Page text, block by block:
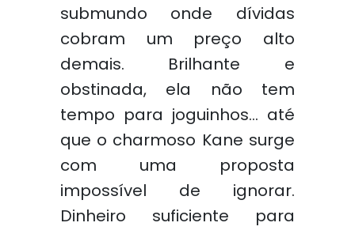
submundo onde dívidas
cobram um preço alto
demais. Brilhante e
obstinada, ela não tem
tempo para joguinhos… até
que o charmoso Kane surge
com uma proposta
impossível de ignorar.
Dinheiro suficiente para